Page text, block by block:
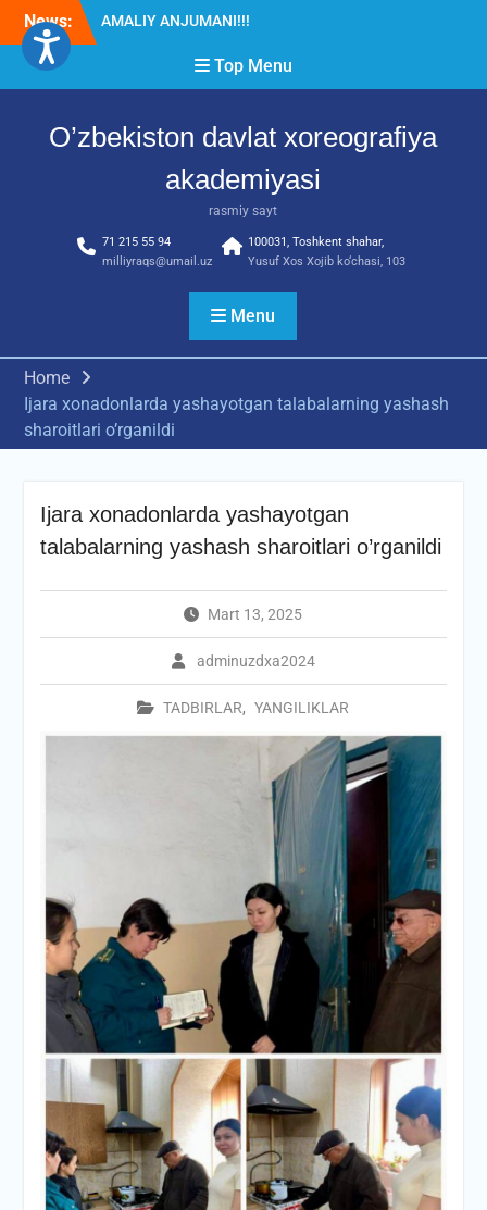
Skip
content
News:
Diqqat e’lon!
2026” tadbiri bo‘lib o‘tdi
RESPUBLIKA ILMIY-
Top Menu
O’zbekiston davlat xoreografiya
akademiyasi
rasmiy sayt
71 215 55 94
milliyraqs@umail.uz
100031, Toshkent shahar,
Yusuf Xos Xojib ko‘chasi, 103
Menu
Home
Ijara xonadonlarda yashayotgan talabalarning yashash
sharoitlari o’rganildi
Ijara xonadonlarda yashayotgan
talabalarning yashash sharoitlari o’rganildi
Mart 13, 2025
adminuzdxa2024
TADBIRLAR, YANGILIKLAR